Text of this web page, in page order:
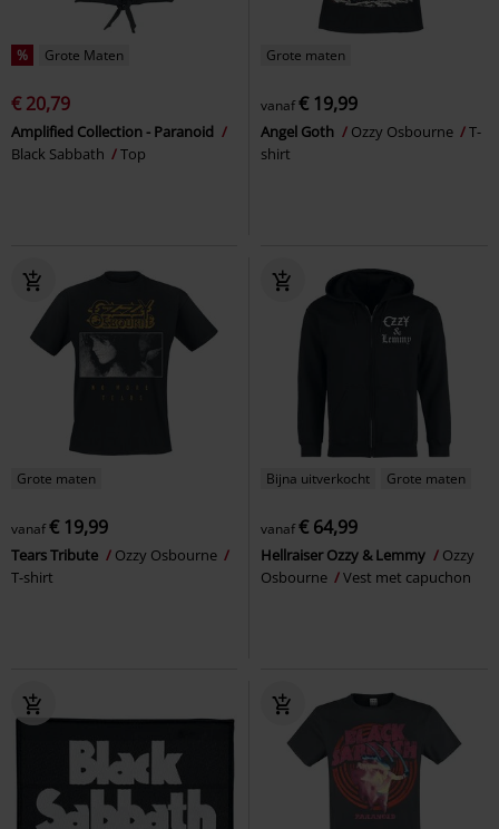
% Grote Maten
€ 20,79
Amplified Collection - Paranoid
Black Sabbath
Top
Grote maten
vanaf€ 19,99
Angel Goth Ozzy Osbourne
T-
shirt
Grote maten
vanaf€ 19,99
Tears Tribute
Ozzy Osbourne
T-shirt
Bijna uitverkocht Grote maten
vanaf€ 64,99
Hellraiser Ozzy & Lemmy
Ozzy
Osbourne
Vest met capuchon